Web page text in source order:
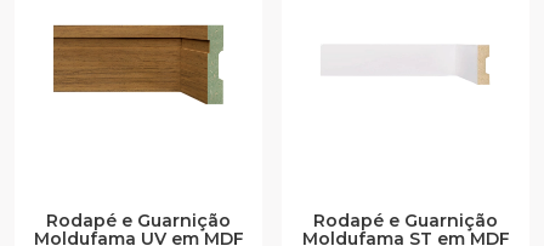
Rodapé e Guarnição
Moldufama UV em MDF
Rodapé e Guarnição
Moldufama ST em MDF